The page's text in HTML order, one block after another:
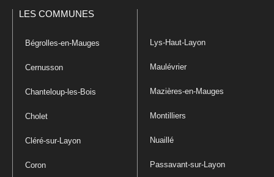
LES COMMUNES
Bégrolles-en-Mauges
Cernusson
Chanteloup-les-Bois
Cholet
Cléré-sur-Layon
Coron
Lys-Haut-Layon
Maulévrier
Mazières-en-Mauges
Montilliers
Nuaillé
Passavant-sur-Layon